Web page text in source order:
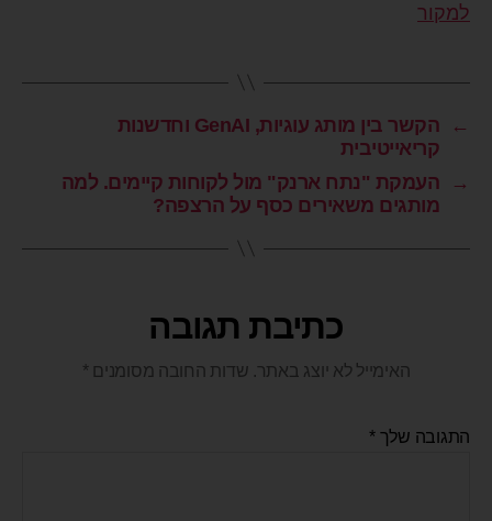
למקור
←
הקשר בין מותג עוגיות, GenAI וחדשנות
קריאייטיבית
→
העמקת "נתח ארנק" מול לקוחות קיימים. למה
מותגים משאירים כסף על הרצפה?
כתיבת תגובה
האימייל לא יוצג באתר. שדות החובה מסומנים *
התגובה שלך*